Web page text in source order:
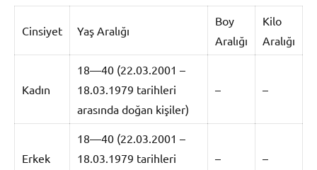
Cinsiyet Yaş Aralığı
Boy
Aralığı
Kilo
Aralığı
Kadın
18—40 (22.03.2001 –
18.03.1979 tarihleri
arasında doğan kişiler)
– –
Erkek
18—40 (22.03.2001 –
18.03.1979 tarihleri
– –